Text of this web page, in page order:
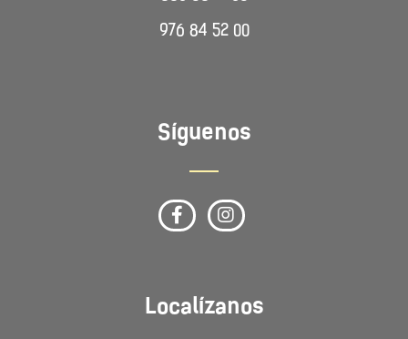
976 84 52 00
Síguenos
Localízanos